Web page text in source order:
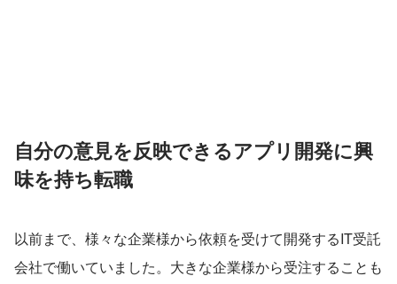
自分の意見を反映できるアプリ開発に興
味を持ち転職
以前まで、様々な企業様から依頼を受けて開発するIT受託
会社で働いていました。大きな企業様から受注することも